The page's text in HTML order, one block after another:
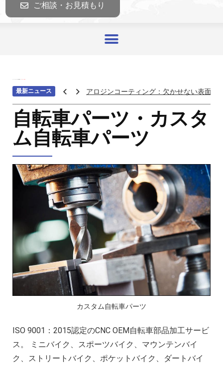
ご相談・お見積もり
最新ニュース
アロジンコーティング：欠かせない表面処
アームス ブロンズ
紫外線 塗料
重金属トップ10のランキング：特性、影響
へら 絞り 加工 と は
チタン鋳造とは: プロセス、用途、温度、価
プロトタイプ射出成形: 究極のガイド
LEDライト部品 ダイカストサービス
カスタムメカニカルキーボードはなぜ人気
CNC加工サービスによるCCTV機器アクセ
カスタムバイクのパーツを近くで入手する
CNC加工が精密部品業界を変える
複雑な部品の精密加工時の注意点
アルミニウム高速加工ガイドの決定版
CNC加工用工具と送り装置の選び方
CNC機械加工部品の材料選択時の考慮点
自転車パーツ・カスタ
ム自転車パーツ
カスタム自転車パーツ
ISO 9001：2015認定のCNC OEM自転車部品加工サービ
ス。 ミニバイク、スポーツバイク、マウンテンバイ
ク、ストリートバイク、ポケットバイク、ダートバイ